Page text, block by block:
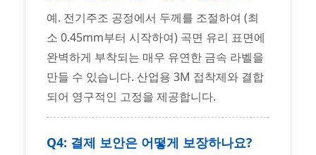
예. 전기주조 공정에서 두께를 조절하여 (최
소 0.45mm부터 시작하여) 곡면 유리 표면에
완벽하게 부착되는 매우 유연한 금속 라벨을
만들 수 있습니다. 산업용 3M 접착제와 결합
되어 영구적인 고정을 제공합니다.
Q4: 결제 보안은 어떻게 보장하나요?